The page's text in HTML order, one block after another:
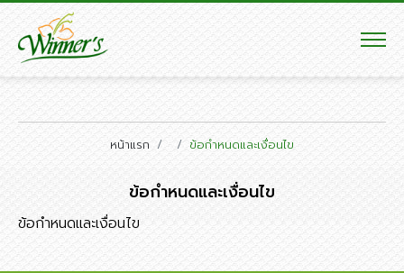
หน้าแรก ข้อกำหนดและเงื่อนไข
ข้อกำหนดและเงื่อนไข
ข้อกำหนดและเงื่อนไข